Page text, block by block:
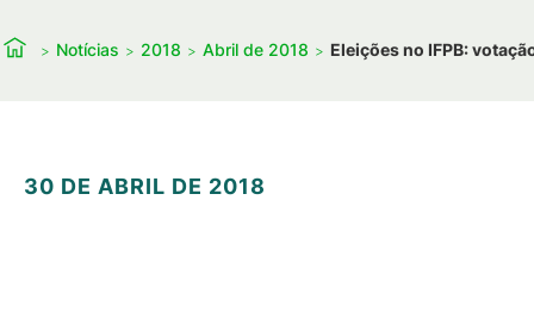
Notícias 2018 Abril de 2018 Eleições no IFPB:
30 DE ABRIL DE 2018